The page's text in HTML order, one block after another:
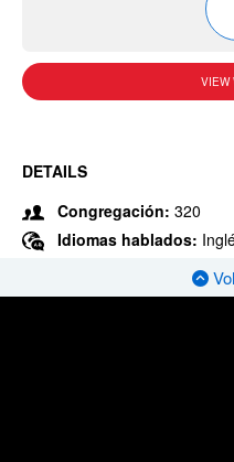
VIEW
DETAILS
Congregación: 320
Idiomas hablados: